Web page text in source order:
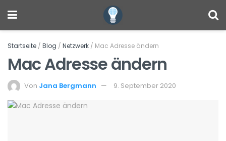
Startseite / Blog / Netzwerk / Mac Adresse ändern
Mac Adresse ändern
Von Jana Bergmann 9. September 2020